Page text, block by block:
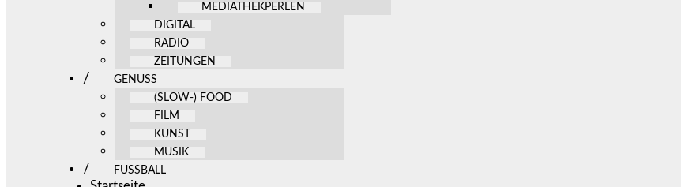
MEDIATHEKPERLEN
DIGITAL
RADIO
ZEITUNGEN
GENUSS
(SLOW-) FOOD
FILM
KUNST
MUSIK
FUSSBALL